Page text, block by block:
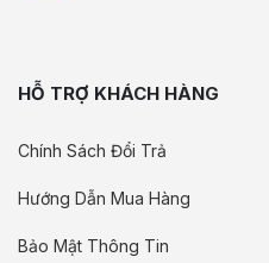
HỖ TRỢ KHÁCH HÀNG
Chính Sách Đổi Trả
Hướng Dẫn Mua Hàng
Bảo Mật Thông Tin